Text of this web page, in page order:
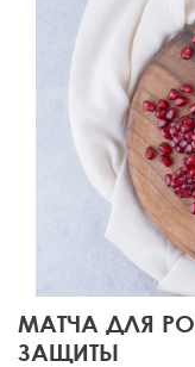
МАТЧА ДЛЯ
ЗАЩИТЫ